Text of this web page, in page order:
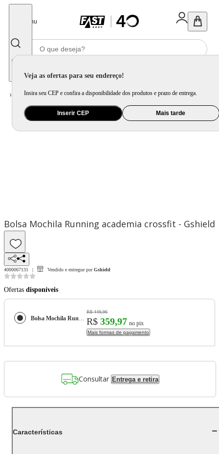
Menu
Veja as ofertas para seu endereço!
Insira seu CEP e confira a disponibilidade dos produtos e prazo de entrega.
Inserir CEP Mais tarde
Home Presentes / Bolsa e Mochila
Bolsa Mochila Running academia crossfit - Gshield
4000067131 Vendido e entregue por Gshield
Ofertas disponíveis
Bolsa Mochila Running academia crossfit - Gshield
R$ 449,96
R$ 359,97 no pix
Mais formas de pagamento
Consultar Entrega e retira
Características